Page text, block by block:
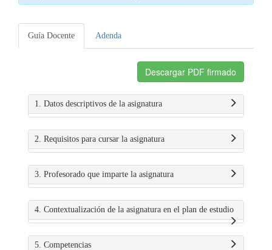
Guía Docente Adenda
Descargar PDF firmado
1. Datos descriptivos de la asignatura
2. Requisitos para cursar la asignatura
3. Profesorado que imparte la asignatura
4. Contextualización de la asignatura en el plan de estudio
5. Competencias